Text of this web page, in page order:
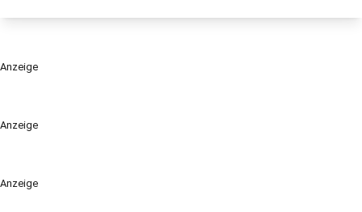
Anzeige
Anzeige
Anzeige